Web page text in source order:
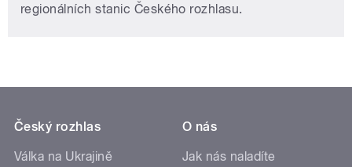
regionálních stanic Českého rozhlasu.
Český rozhlas
Válka na Ukrajině
O nás
Jak nás naladíte